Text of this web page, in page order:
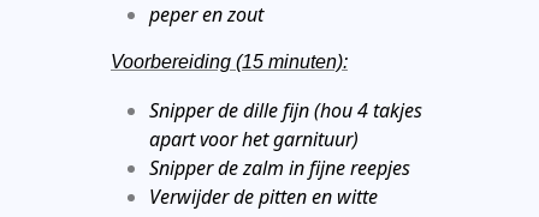
peper en zout
Voorbereiding (15 minuten):
Snipper de dille fijn (hou 4 takjes
apart voor het garnituur)
Snipper de zalm in fijne reepjes
Verwijder de pitten en witte